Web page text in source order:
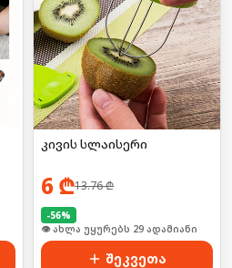
კივის სლაისერი
6 ₾13.76₾
-56%
🛒 ბოლო 24სთ-ში იყიდა 39-მა
შეკვეთა